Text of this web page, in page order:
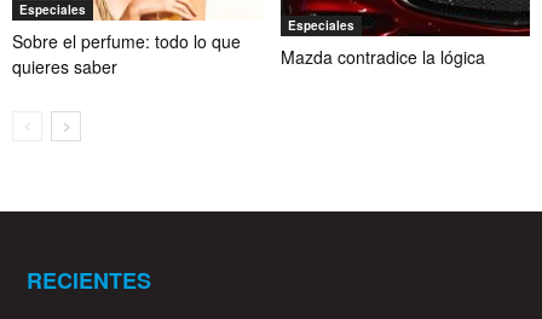
Especiales
Sobre el perfume: todo lo que
quieres saber
Especiales
Mazda contradice la lógica
RECIENTES